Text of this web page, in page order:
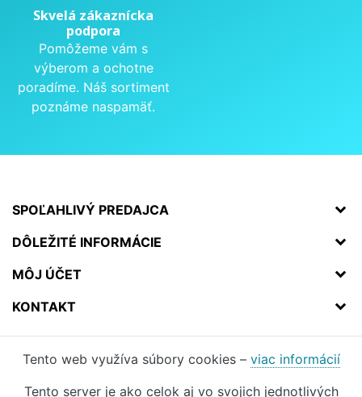
Skvelá zákaznícka
podpora
Pomôžeme vám s
výberom a ochotne
poradíme. Náš sortiment
poznáme naspamäť.
SPOĽAHLIVÝ PREDAJCA
DÔLEŽITÉ INFORMÁCIE
MÔJ ÚČET
KONTAKT
Tento web využíva súbory cookies – viac informácií
Tento server je ako celok aj vo svojich jednotlivých